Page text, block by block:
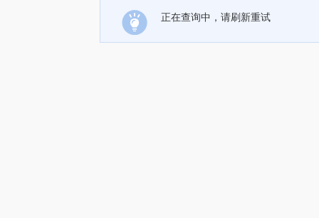
正在查询中，请刷新重试